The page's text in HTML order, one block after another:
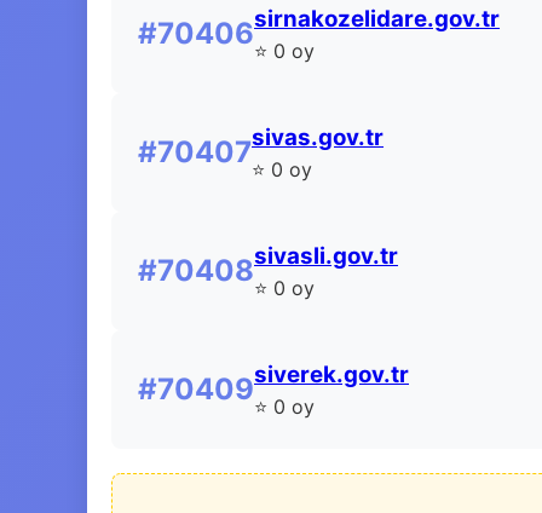
#70406sirnakozelidare.gov.tr
⭐ 0 oy
#70407sivas.gov.tr
⭐ 0 oy
#70408sivasli.gov.tr
⭐ 0 oy
#70409siverek.gov.tr
⭐ 0 oy